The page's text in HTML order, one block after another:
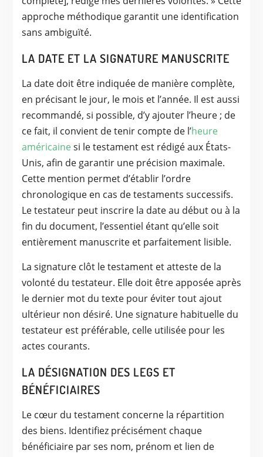
approche méthodique garantit une identification
sans ambiguïté.
LA DATE ET LA SIGNATURE MANUSCRITE
La date doit être indiquée de manière complète,
en précisant le jour, le mois et l’année. Il est aussi
recommandé, si possible, d’y ajouter l’heure ; de
ce fait, il convient de tenir compte de l’heure
américainesi le testament est rédigé aux États-
Unis, afin de garantir une précision maximale.
Cette mention permet d’établir l’ordre
chronologique en cas de testaments successifs.
Le testateur peut inscrire la date au début ou à la
fin du document, l’essentiel étant qu’elle soit
entièrement manuscrite et parfaitement lisible.
La signature clôt le testament et atteste de la
volonté du testateur. Elle doit être apposée après
le dernier mot du texte pour éviter tout ajout
ultérieur non désiré. Une signature habituelle du
testateur est préférable, celle utilisée pour les
actes courants.
LA DÉSIGNATION DES LEGS ET
BÉNÉFICIAIRES
Le cœur du testament concerne la répartition
des biens. Identifiez précisément chaque
bénéficiaire par ses nom, prénom et lien de